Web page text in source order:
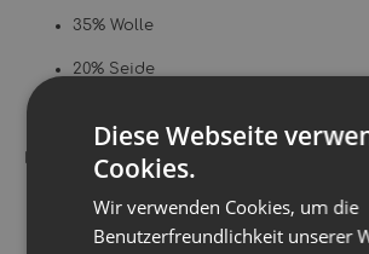
35% Wolle
20% Seide
Pflegehinweise:
Handwäsche mit geeignetem
Diese Webseite
Cookies.
Wir verwenden Cookies, um die
Benutzerfreundlichkeit unserer